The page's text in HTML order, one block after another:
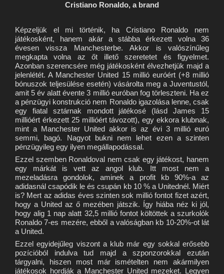
Cristiano Ronaldo, a brand
Képzeljük el mi történik, ha Cristiano Ronaldo nem
játékosként, hanem akár a stábba érkezett volna 36
évesen vissza Manchesterbe. Akkor is valószínűleg
megkapta volna az őt illető szeretetet és figyelmet.
Azonban szerencsére még játékosként élvezhetjük majd a
jelenlétét. A Manchester United 15 millió euróért (+8 millió
bónuszok teljesülése esetén) vásárolta meg a Juventustól,
amit 5 év alatt évente 3 millió euróban fog törleszteni. Ha ez
a pénzügyi konstrukció nem Ronaldo igazolása lenne, csak
egy fiatal sztárnak mondott játékosé (lásd James 15
millióért érkezett 25 millióért távozott), egy ekkora klubnak,
mint a Manchester United akkor is az évi 3 millió euró
semmi, bagó. Nagyot bukni nem lehet ezen a szinten
pénzügyileg egy ilyen megállapodással.
Ezzel szemben Ronaldoval nem csak egy játékost, hanem
egy márkát is vett az angol klub. Itt most nem a
mezeladásra gondolok, aminek a profit kb 90%-a az
adidasnál csapódik le és csupán kb 10 % a Unitednél. Miért
is? Mert az adidas éves szinten sok millió fontot fizet azért,
hogy a United az ő mezében játszik. Így hiába néz ki jól,
hogy alig 1 nap alatt 32,5 millió fontot költöttek a szurkolók
Ronaldo 7-es mezére, ebből a valóságban kb 10-20%-ot lát
a United.
Ezzel egyidejűleg viszont a klub már egy sokkal erősebb
pozícióból indulva tud majd a szponzorokkal ezután
tárgyalni, hiszen most már ismételten nem akármilyen
játékosok hordják a Manchester United mezeket. Legyen